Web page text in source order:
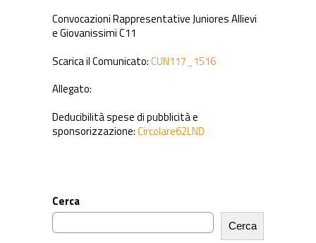
Convocazioni Rappresentative Juniores Allievi
e Giovanissimi C11
Scarica il Comunicato:CUN117_1516
Allegato:
Deducibilità spese di pubblicità e
sponsorizzazione:Circolare62LND
Cerca
Cerca